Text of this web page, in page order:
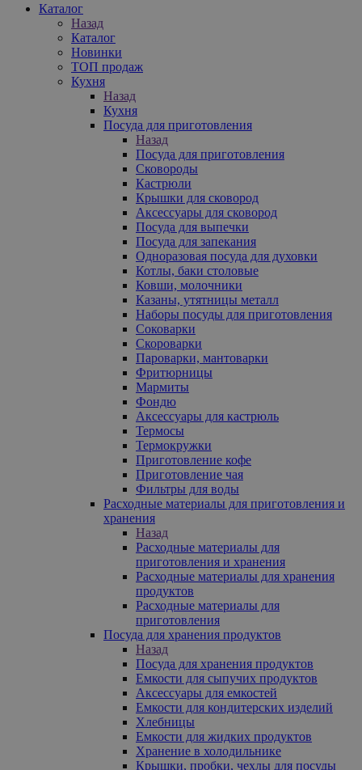
Каталог
Назад
Каталог
Новинки
ТОП продаж
Кухня
Назад
Кухня
Посуда для приготовления
Назад
Посуда для приготовления
Сковороды
Кастрюли
Крышки для сковород
Аксессуары для сковород
Посуда для выпечки
Посуда для запекания
Одноразовая посуда для духовки
Котлы, баки столовые
Ковши, молочники
Казаны, утятницы металл
Наборы посуды для приготовления
Соковарки
Скороварки
Пароварки, мантоварки
Фритюрницы
Мармиты
Фондю
Аксессуары для кастрюль
Термосы
Термокружки
Приготовление кофе
Приготовление чая
Фильтры для воды
Расходные материалы для приготовления и
хранения
Назад
Расходные материалы для
приготовления и хранения
Расходные материалы для хранения
продуктов
Расходные материалы для
приготовления
Посуда для хранения продуктов
Назад
Посуда для хранения продуктов
Емкости для сыпучих продуктов
Аксессуары для емкостей
Емкости для кондитерских изделий
Хлебницы
Емкости для жидких продуктов
Хранение в холодильнике
Крышки, пробки, чехлы для посуды